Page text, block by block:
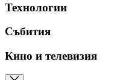
Технологии
Събития
Кино и телевизия